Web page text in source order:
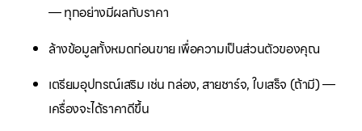
— ทุกอย่างมีผลกับราคา
ล้างข้อมูลทั้งหมดก่อนขาย เพื่อความเป็นส่วนตัวของคุณ
เตรียมอุปกรณ์เสริม เช่น กล่อง, สายชาร์จ, ใบเสร็จ (ถ้ามี) —
เครื่องจะได้ราคาดีขึ้น